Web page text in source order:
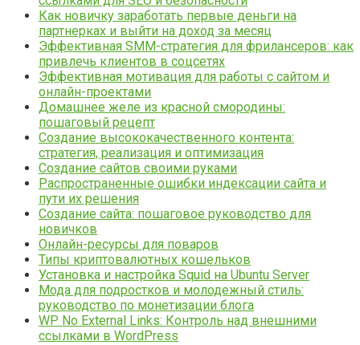
Как новичку заработать первые деньги на
партнерках и выйти на доход за месяц
Эффективная SMM-стратегия для фрилансеров: как
привлечь клиентов в соцсетях
Эффективная мотивация для работы с сайтом и
онлайн-проектами
Домашнее желе из красной смородины:
пошаговый рецепт
Создание высококачественного контента:
стратегия, реализация и оптимизация
Создание сайтов своими руками
Распространенные ошибки индексации сайта и
пути их решения
Создание сайта: пошаговое руководство для
новичков
Онлайн-ресурсы для поваров
Типы криптовалютных кошельков
Установка и настройка Squid на Ubuntu Server
Мода для подростков и молодежный стиль:
руководство по монетизации блога
WP No External Links: Контроль над внешними
ссылками в WordPress